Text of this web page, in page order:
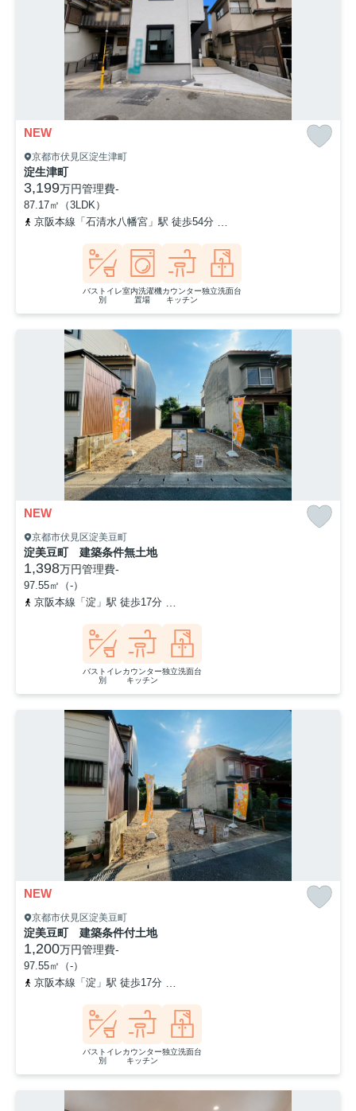
NEW
京都市伏見区淀生津町
淀生津町
3,199万円管理費-
87.17㎡（3LDK）
京阪本線「石清水八幡宮」駅 徒歩54分
バストイレ
別
室内洗濯機
置場
カウンター
キッチン
独立洗面台
NEW
京都市伏見区淀美豆町
淀美豆町 建築条件無土地
1,398万円管理費-
97.55㎡（-）
京阪本線「淀」駅 徒歩17分
バストイレ
別
カウンター
キッチン
独立洗面台
NEW
京都市伏見区淀美豆町
淀美豆町 建築条件付土地
1,200万円管理費-
97.55㎡（-）
京阪本線「淀」駅 徒歩17分
バストイレ
別
カウンター
キッチン
独立洗面台